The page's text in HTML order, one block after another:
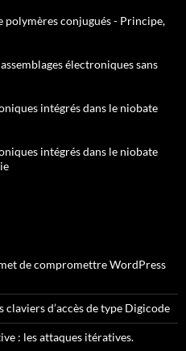
polymères conjugués - Principe,
électroniques sans
intégrés dans le niobate
intégrés dans le niobate
de compromettre WordPress
d’accès de type Digicode
: les attaques itératives.